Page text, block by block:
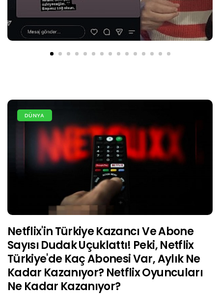
DÜNYA
Netflix'in Türkiye Kazancı Ve Abone
Sayısı Dudak Uçuklattı! Peki, Netflix
Türkiye'de Kaç Abonesi Var, Aylık Ne
Kadar Kazanıyor? Netflix Oyuncuları
Ne Kadar Kazanıyor?